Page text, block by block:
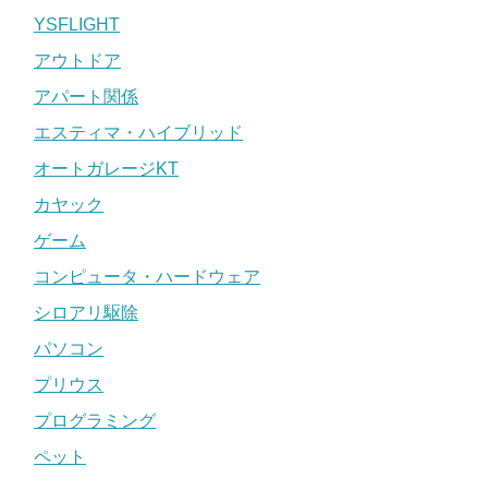
YSFLIGHT
アウトドア
アパート関係
エスティマ・ハイブリッド
オートガレージKT
カヤック
ゲーム
コンピュータ・ハードウェア
シロアリ駆除
パソコン
プリウス
プログラミング
ペット